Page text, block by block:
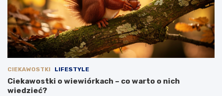
CIEKAWOSTKI LIFESTYLE
Ciekawostki o wiewiórkach – co warto o nich
wiedzieć?